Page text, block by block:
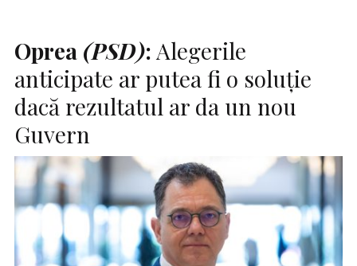
Oprea (PSD): Alegerile
anticipate ar putea fi o soluţie
dacă rezultatul ar da un nou
Guvern